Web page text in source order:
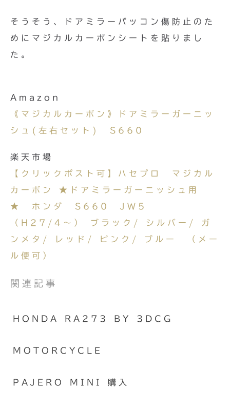
そうそう、ドアミラーパッコン傷防止のた
めにマジカルカーボンシートを貼りまし
た。
Amazon
《マジカルカーボン》ドアミラーガーニッ
シュ(左右セット) S660
楽天市場
【クリックポスト可】ハセプロ マジカル
カーボン ★ドアミラーガーニッシュ用
★ ホンダ S660 JW5
（H27/4〜） ブラック/ シルバー/ ガ
ンメタ/ レッド/ ピンク/ ブルー （メー
ル便可）
関連記事
HONDA RA273 BY 3DCG
MOTORCYCLE
PAJERO MINI 購入